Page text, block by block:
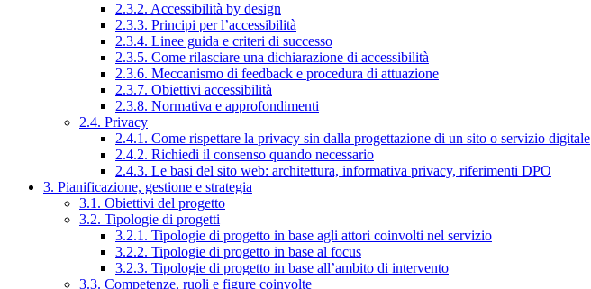
2.3.2. Accessibilità by design
2.3.3. Principi per l’accessibilità
2.3.4. Linee guida e criteri di successo
2.3.5. Come rilasciare una dichiarazione di accessibilità
2.3.6. Meccanismo di feedback e procedura di attuazione
2.3.7. Obiettivi accessibilità
2.3.8. Normativa e approfondimenti
2.4. Privacy
2.4.1. Come rispettare la privacy sin dalla progettazione di un sito o servizio digitale
2.4.2. Richiedi il consenso quando necessario
2.4.3. Le basi del sito web: architettura, informativa privacy, riferimenti DPO
3. Pianificazione, gestione e strategia
3.1. Obiettivi del progetto
3.2. Tipologie di progetti
3.2.1. Tipologie di progetto in base agli attori coinvolti nel servizio
3.2.2. Tipologie di progetto in base al focus
3.2.3. Tipologie di progetto in base all’ambito di intervento
3.3. Competenze, ruoli e figure coinvolte